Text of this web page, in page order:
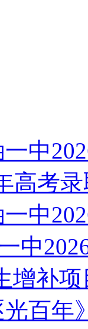
中
高考
中
中
增补项
百年